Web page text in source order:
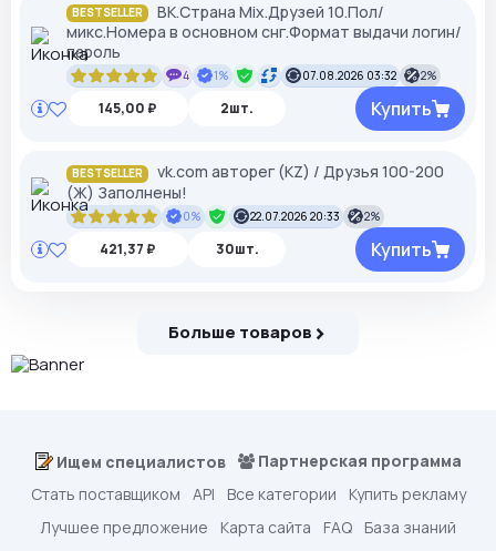
BESTSELLER
ВК.Страна Mix.Друзей 10.Пол/
микс.Номера в основном снг.Формат выдачи логин/
пароль
4 1% 07.08.2026 03:32 2%
145,00 ₽ 2шт. Купить
BESTSELLER
vk.com авторег (KZ) / Друзья 100-200
(Ж) Заполнены!
0% 22.07.2026 20:33 2%
421,37 ₽ 30шт. Купить
Больше товаров
Ищем специалистов
Партнерская программа
Стать поставщиком
API Все категории
Купить рекламу
Лучшее предложение
Карта сайта FAQ
База знаний